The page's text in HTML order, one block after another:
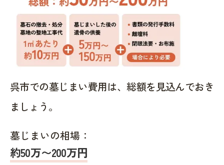
呉市での墓じまい費用は、総額を見込んでおき
ましょう。
墓じまいの相場：
約50万〜200万円